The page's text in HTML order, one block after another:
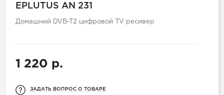
EPLUTUS AN 231
Домашний DVB-T2 цифровой TV ресивер
1 220 р.
ЗАДАТЬ ВОПРОС О ТОВАРЕ